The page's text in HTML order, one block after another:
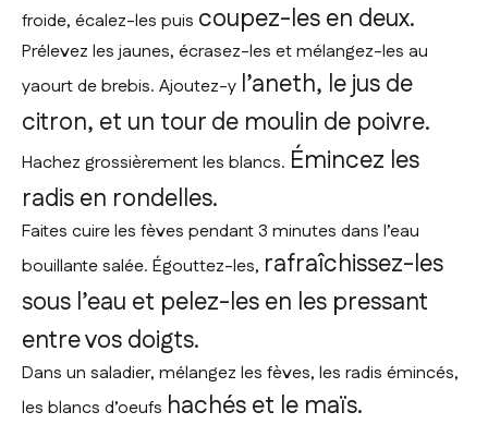
froide, écalez-les puis coupez-les en deux.
Prélevez les jaunes, écrasez-les et mélangez-les au
yaourt de brebis. Ajoutez-y l’aneth, le jus de
citron, et un tour de moulin de poivre.
Hachez grossièrement les blancs. Émincez les
radis en rondelles.
Faites cuire les fèves pendant 3 minutes dans l’eau
bouillante salée. Égouttez-les, rafraîchissez-les
sous l’eau et pelez-les en les pressant
entre vos doigts.
Dans un saladier, mélangez les fèves, les radis émincés,
les blancs d’oeufs hachés et le maïs.